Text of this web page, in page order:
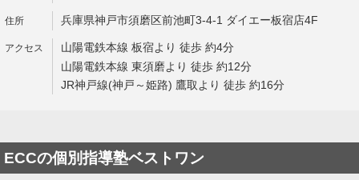
兵庫県神戸市須磨区前池町3-4-1 ダイエー板宿店4F
山陽電鉄本線 板宿より 徒歩 約4分
山陽電鉄本線 東須磨より 徒歩 約12分
JR神戸線(神戸～姫路) 鷹取より 徒歩 約16分
ECCの個別指導塾ベストワン